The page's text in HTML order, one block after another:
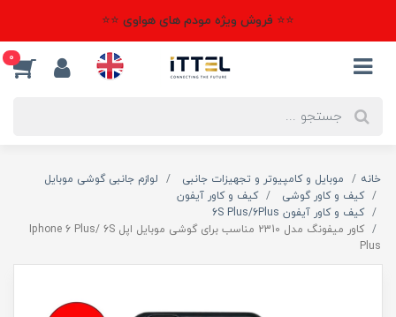
⭐⭐ فروش ویژه مودم های هواوی ⭐⭐
0
خانه موبایل و کامپیوتر و تجهیزات جانبی
لوازم جانبی گوشی موبایل
کیف و کاور گوشی
کیف و کاور آیفون
کیف و کاور آیفون 6S Plus/6Plus
کاور میفونگ مدل 2310 مناسب برای گوشی موبایل اپل Iphone 6 Plus/ 6S
Plus